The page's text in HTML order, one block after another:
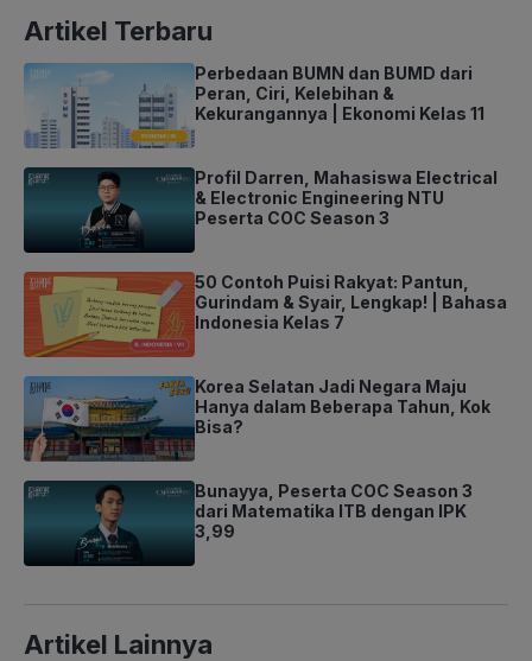
Artikel Terbaru
Perbedaan BUMN dan BUMD dari
Peran, Ciri, Kelebihan &
Kekurangannya | Ekonomi Kelas 11
Profil Darren, Mahasiswa Electrical
& Electronic Engineering NTU
Peserta COC Season 3
50 Contoh Puisi Rakyat: Pantun,
Gurindam & Syair, Lengkap! | Bahasa
Indonesia Kelas 7
Korea Selatan Jadi Negara Maju
Hanya dalam Beberapa Tahun, Kok
Bisa?
Bunayya, Peserta COC Season 3
dari Matematika ITB dengan IPK
3,99
Artikel Lainnya